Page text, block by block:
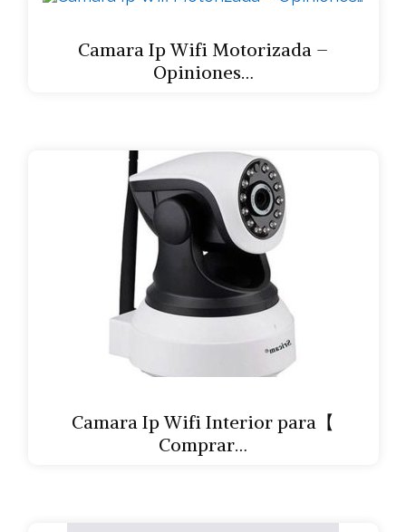
Camara Ip Wifi Motorizada –
Opiniones…
Camara Ip Wifi Interior para【
Comprar…